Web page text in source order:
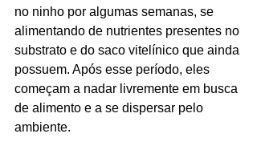
no ninho por algumas semanas, se
alimentando de nutrientes presentes no
substrato e do saco vitelínico que ainda
possuem. Após esse período, eles
começam a nadar livremente em busca
de alimento e a se dispersar pelo
ambiente.